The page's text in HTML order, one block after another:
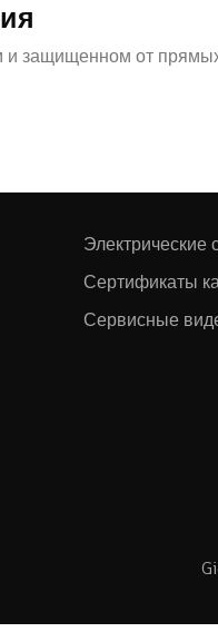
и защищенном от
Электрические
Сертификаты
Сервисные